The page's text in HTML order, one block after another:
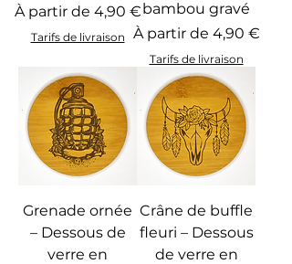
À partir de 4,90 €
Prix promotionnel
Tarifs de livraison
bambou gravé
À partir de 4,90 €
Prix promotionnel
Tarifs de livraison
Grenade ornée
– Dessous de
verre en
Crâne de buffle
fleuri – Dessous
de verre en